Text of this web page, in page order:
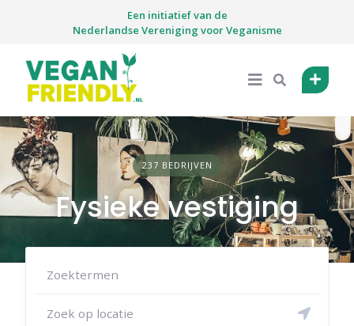
Een initiatief van de
Nederlandse Vereniging voor Veganisme
237 BEDRIJVEN
Fysieke vestiging